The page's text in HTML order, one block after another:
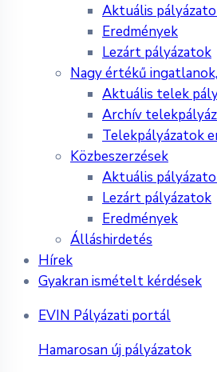
Aktuális
Eredmények
Lezárt pályázatok
Nagy értékű
Aktuális telek
Archív
Telekpályázatok
Közbeszerzések
Aktuális
Lezárt pályázatok
Eredmények
Álláshirdetés
Hírek
Gyakran ismételt kérdések
EVIN Pályázati portál
Hamarosan új pályázatok